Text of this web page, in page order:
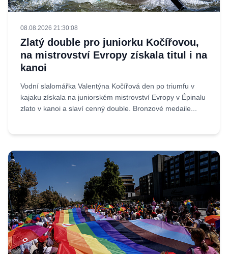
08.08.2026 21:30:08
Zlatý double pro juniorku Kočířovou,
na mistrovství Evropy získala titul i na
kanoi
Vodní slalomářka Valentýna Kočířová den po triumfu v
kajaku získala na juniorském mistrovství Evropy v Épinalu
zlato v kanoi a slaví cenný double. Bronzové medaile...